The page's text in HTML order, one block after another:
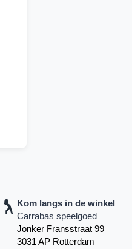
Kom langs in de winkel
Carrabas speelgoed
Jonker Fransstraat 99
3031 AP Rotterdam